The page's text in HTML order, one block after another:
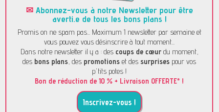
✉ Abonnez-vous à notre Newsletter pour être
averti.e de tous les bons plans !
Promis on ne spam pas... Maximum 1 newsletter par semaine et
vous pouvez vous désinscrire à tout moment...
Dans notre newsletter il y a : des coups de cœurdu moment,
des bons plans, des promotions et dessurprises pour vos
p'tits potes !
Bon de réduction de 10 % + Livraison OFFERTE* !
Inscrivez-vous !